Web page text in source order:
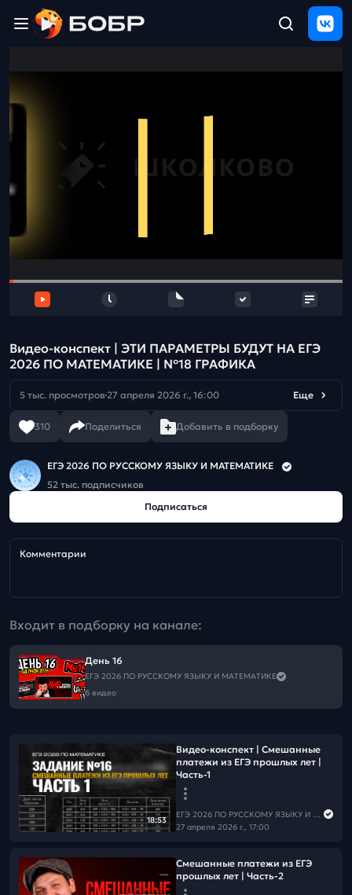
2026
материалы
поддержка
и
отзыв
Видео-конспект | ЭТИ ПАРАМЕТРЫ БУДУТ НА ЕГЭ
2026 ПО МАТЕМАТИКЕ | №18 ГРАФИКА
5 тыс. просмотров 27 апреля 2026 г., 16:00 Еще
310 Поделиться Добавить в подборку
ЕГЭ 2026 ПО РУССКОМУ ЯЗЫКУ И МАТЕМАТИКЕ
52 тыс. подписчиков
Подписаться
Комментарии
Входит в подборку на канале:
День 16
ЕГЭ 2026 ПО РУССКОМУ ЯЗЫКУ И МАТЕМАТИКЕ
6 видео
18:53
Видео-конспект | Смешанные
платежи из ЕГЭ прошлых лет |
Часть-1
ЕГЭ 2026 ПО РУССКОМУ ЯЗЫКУ И МАТЕМАТИКЕ
27 апреля 2026 г., 17:00
Смешанные платежи из ЕГЭ
прошлых лет | Часть-2